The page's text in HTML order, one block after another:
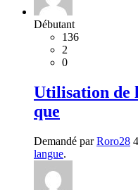
Débutant
136
2
0
Utilisation de
que
Demandé parRoro28
langue.